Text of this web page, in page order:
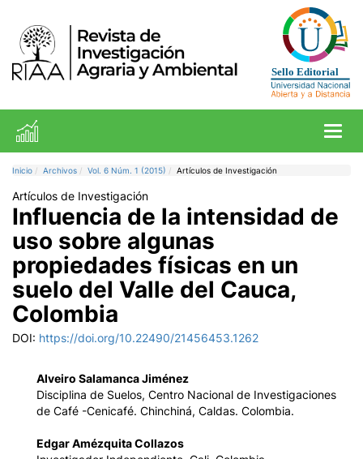
Inicio Archivos Vol. 6 Núm. 1 (2015) Artículos de Investigación
Artículos de Investigación
Influencia de la intensidad de
uso sobre algunas
propiedades físicas en un
suelo del Valle del Cauca,
Colombia
DOI: https://doi.org/10.22490/21456453.1262
Alveiro Salamanca Jiménez
Disciplina de Suelos, Centro Nacional de Investigaciones
de Café -Cenicafé. Chinchiná, Caldas. Colombia.
Edgar Amézquita Collazos